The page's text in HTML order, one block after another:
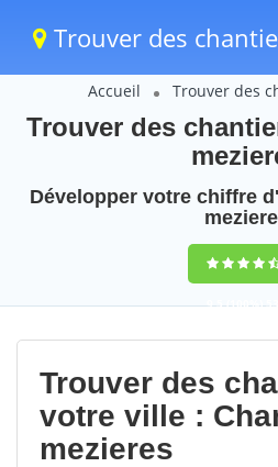
Trouver des
Accueil Trouver des
Trouver des
Développer votre chiffre
9,5(100%)53
votes
Trouver des
votre ville :
mezieres